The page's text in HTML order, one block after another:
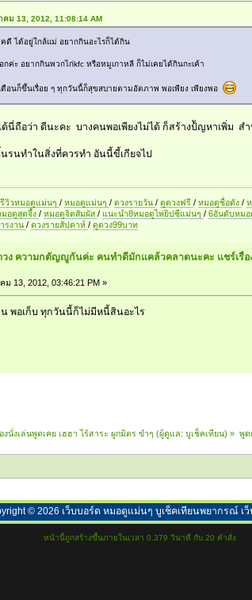
ม 13, 2012, 11:08:14 AM
ดี ได้อยู่ใกล้แม่ อยากกินอะไรก็ได้กิน
กค่ะ อยากกินพวกไก่kfc หรือหมูเกาหลี ก็ไม่เคยได้กินกะเค้า
ดือนก็ขึ้นเรื่อย ๆ ทุกวันนี้ก็สุขสบายตามอัตภาพ พอเพียง เพียงพอ
ด้นี่ถือว่า ดีนะคะ บางคนพอเพียงไม่ได้ ก็สร้างป้ัญหาเพิ่ม ส
รนทำในสิ่งที่ควรทำ อันนี้ขี้เกียจไป
รีวิวหมอดูแม่นๆ/หมอดูแม่นๆ/ดวงรายวัน/ดูดวงฟรี/หมอดูชื่อดัง/
มอดูสุดจึ้ง/หมอดูจิตสัมผัส/ แนะนำ8หมอดูไพ่ยิปซีแม่นๆ/6อันดับหมอ
รงาน/ดวงรายสัปดาห์/ดูดวง99บาท
วง ความกตัญญูกันค่ะ คนทำดีมักแคล้วคลาดนะคะ แชร์เรื่อ
ม 13, 2012, 03:46:21 PM »
พอเก็บ ทุกวันนี้ก็ไม่มีหนี้สินอะไร
งนั่งเล่นพูดเคย เฮฮา ไร้สาระ ผูกมิตร ขำๆ (ผู้ดูแล:บูเช็คเทียน) » พูด
© 2026 เว็บบอร์ด หมอดูแม่นๆ บูเช็คเทียนพยากรณ์ เ
หน้านี้ถูกสร้างขึ้นภายในเวลา 0.379 วินาที กับ 20 คำสั่ง